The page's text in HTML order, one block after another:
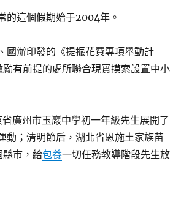
的這個假期始于2004年。
國辦印發的《提振花費專項舉動計
有前提的處所聯合現實摸索設置中小
廣州市玉巖中學初一年級先生展開了
動；清明節后，湖北省恩施土家族苗
縣市，給包養一切任務教導階段先生放